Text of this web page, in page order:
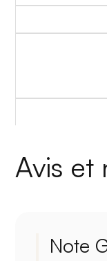
Avis et
Note